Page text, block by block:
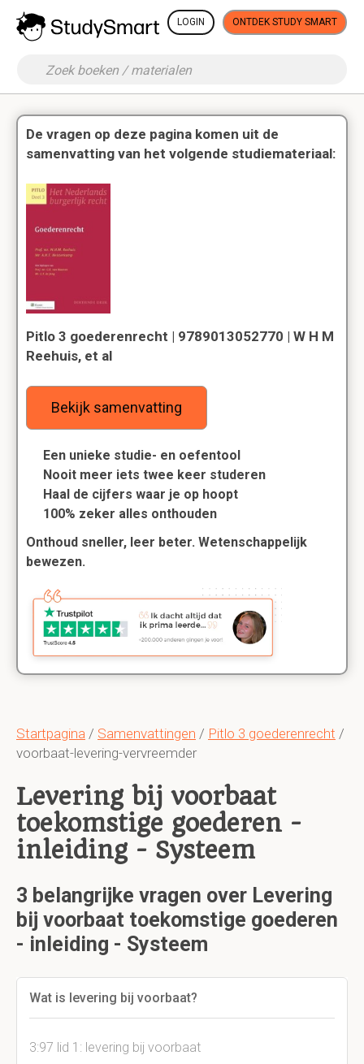
LOGIN ONTDEK STUDY SMART
Startpagina / Samenvattingen / Pitlo 3 goederenrecht /
voorbaat-levering-vervreemder
Levering bij voorbaat
toekomstige goederen -
inleiding - Systeem
3 belangrijke vragen over Levering
bij voorbaat toekomstige goederen
- inleiding - Systeem
Wat is levering bij voorbaat?
3:97 lid 1: levering bij voorbaat
De vragen op deze pagina komen uit de
samenvatting van het volgende studiemateriaal:
Pitlo 3 goederenrecht | 9789013052770 | W H M
Reehuis, et al
Bekijk samenvatting
Een unieke studie- en oefentool
Nooit meer iets twee keer studeren
Haal de cijfers waar je op hoopt
100% zeker alles onthouden
Onthoud sneller, leer beter. Wetenschappelijk
bewezen.